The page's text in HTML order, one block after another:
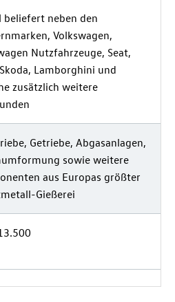
Volkswagen,
Nutzfahrzeuge, Seat,
Lamborghini und
zusätzlich weitere
Abgasanlagen,
sowie weitere
aus Europas größter
Gießerei